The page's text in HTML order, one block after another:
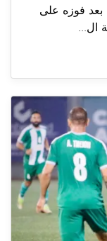
بعد فوزه على